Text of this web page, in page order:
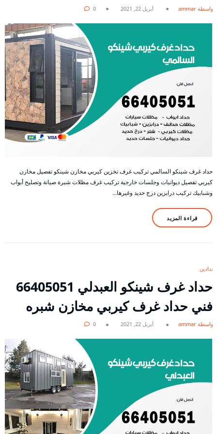
بواسطة ammar أبريل 22, 2021 0
حداد غرف شينكو السالمي تركيب غرف تخزين كيربي مخازن شينكو تفصيل مخازن
كيربي تفصيل ديوانيات وجلسات خارجية تركيب غرف مظلات شبرة صيانة وتصليح أبواب
وشبابيك تركيب درابزين درج حديد وغيرها…
قراءة المزيد
حدادين
حداد غرف شينكو العبدلي 66405051
فني حداد غرف كيربي مخازن شبره
بواسطة ammar أبريل 22, 2021 0